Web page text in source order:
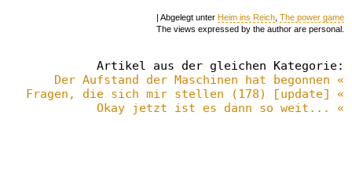
| Abgelegt unter Heim ins Reich The power game
The views expressed by the author are personal.
Artikel aus der gleichen Kategorie:
Der Aufstand der Maschinen hat begonnen «
Fragen, die sich mir stellen (178) [update] «
Okay jetzt ist es dann so weit... «